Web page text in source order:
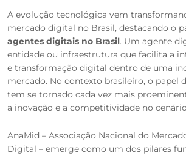
A evolução tecnológica vem
mercado digital no Brasil, destacando o
agentes digitais no Brasil. Um agente
entidade ou infraestrutura que facilita a
e transformação digital dentro de uma
mercado. No contexto brasileiro, o papel
tem se tornado cada vez mais
a inovação e a competitividade no
AnaMid – Associação Nacional do
Digital – emerge como um dos pilares